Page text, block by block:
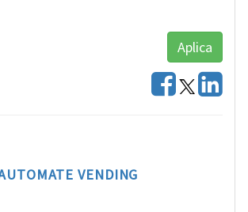
Aplica
VENDING